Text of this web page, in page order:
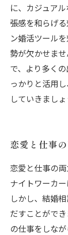
に、カジュア
張感を和らげ
ン婚活ツール
勢が欠かせま
で、より多く
っかりと活用
していきましょ
恋愛と仕事
恋愛と仕事の
ナイトワーカ
しかし、結婚
だすことがで
の仕事をしな